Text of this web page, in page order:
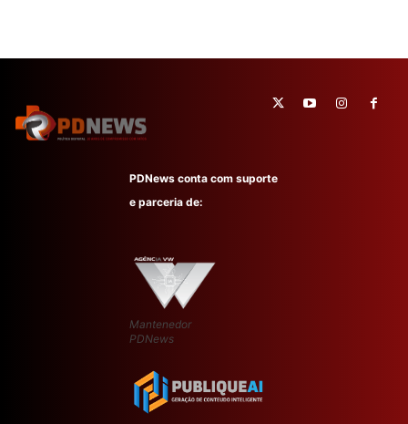
PDNews conta com suporte
e parceria de:
Mantenedor
PDNews